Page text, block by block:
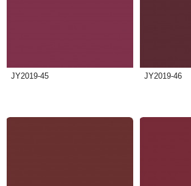
JY2019-45 JY2019-46